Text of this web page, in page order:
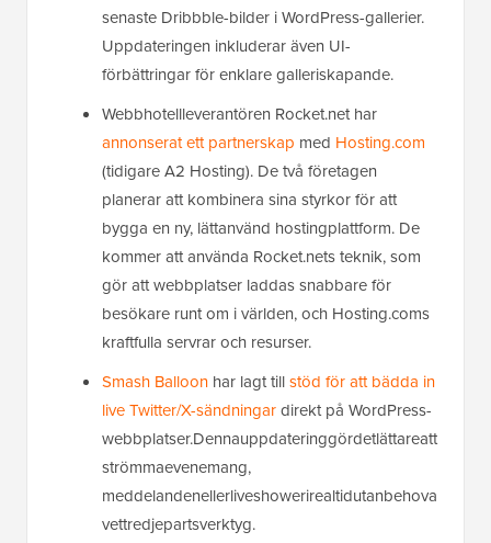
senaste Dribbble-bilder i WordPress-gallerier.
Uppdateringen inkluderar även UI-
förbättringar för enklare galleriskapande.
Webbhotellleverantören Rocket.net har
annonserat ett partnerskap med Hosting.com
(tidigare A2 Hosting). De två företagen
planerar att kombinera sina styrkor för att
bygga en ny, lättanvänd hostingplattform. De
kommer att använda Rocket.nets teknik, som
gör att webbplatser laddas snabbare för
besökare runt om i världen, och Hosting.coms
kraftfulla servrar och resurser.
Smash Balloon har lagt tillstöd för att bädda in
live Twitter/X-sändningardirekt på WordPress-
webbplatser.Dennauppdateringgördetlättareatt
strömmaevenemang,
meddelandenellerliveshowerirealtidutanbehova
vettredjepartsverktyg.